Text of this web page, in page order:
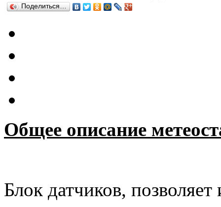
Поделиться…
Общее описание
Блок датчиков,